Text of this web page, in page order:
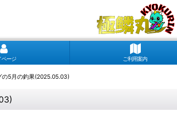
ページ ご利用案内
5月の釣果(2025.05.03)